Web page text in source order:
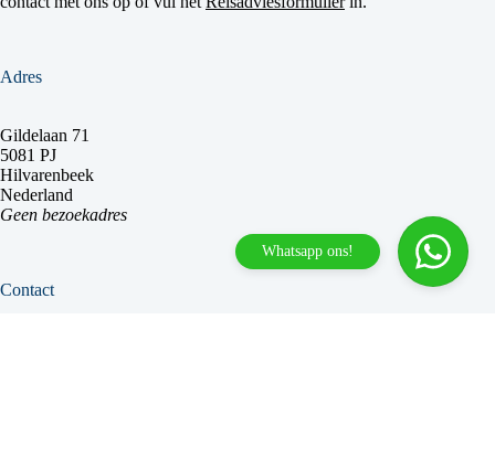
Adres
Gildelaan 71
5081 PJ
Hilvarenbeek
Nederland
Geen bezoekadres
Contact
Whatsapp ons!